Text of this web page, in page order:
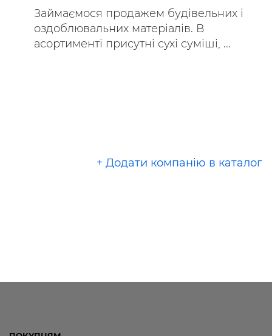
Займаємося продажем будівельних і
оздоблювальних матеріалів. В
асортименті присутні сухі суміші, ...
+ Додати компанію в каталог